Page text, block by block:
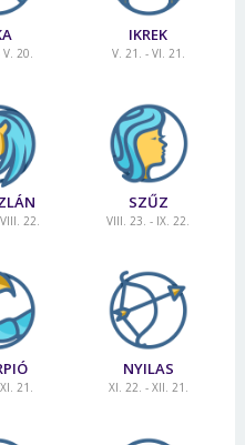
V. 20.
IKREK
V. 21. - VI. 21.
22.
SZŰZ
VIII. 23. - IX. 22.
21.
NYILAS
XI. 22. - XII. 21.